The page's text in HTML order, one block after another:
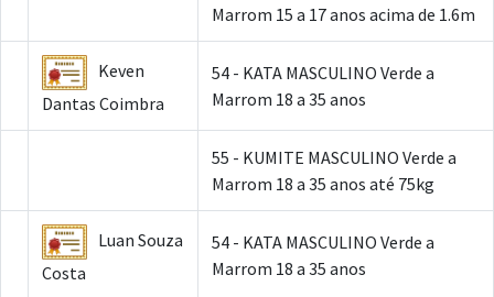
Marrom 15 a 17 anos acima de 1.6m
Keven
Dantas Coimbra
54 - KATA MASCULINO Verde a
Marrom 18 a 35 anos
55 - KUMITE MASCULINO Verde a
Marrom 18 a 35 anos até 75kg
Luan Souza
Costa
54 - KATA MASCULINO Verde a
Marrom 18 a 35 anos